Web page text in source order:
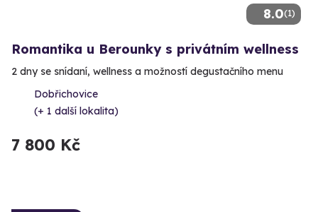
8.0(1)
Romantika u Berounky s privátním wellness
2 dny se snídaní, wellness a možností degustačního menu
Dobřichovice
(+ 1 další lokalita)
7 800 Kč